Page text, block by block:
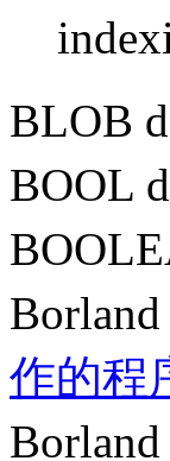
BLOB
BOOL
作的程
Borland